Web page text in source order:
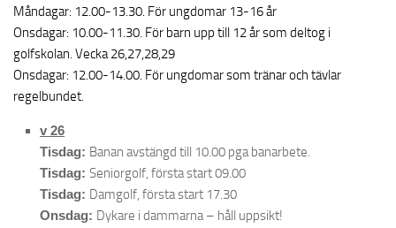
Måndagar: 12.00-13.30. För ungdomar 13-16 år
Onsdagar: 10.00-11.30. För barn upp till 12 år som deltog i
golfskolan. Vecka 26,27,28,29
Onsdagar: 12.00-14.00. För ungdomar som tränar och tävlar
regelbundet.
v 26
Tisdag: Banan avstängd till 10.00 pga banarbete.
Tisdag: Seniorgolf, första start 09.00
Tisdag: Damgolf, första start 17.30
Onsdag: Dykare i dammarna – håll uppsikt!